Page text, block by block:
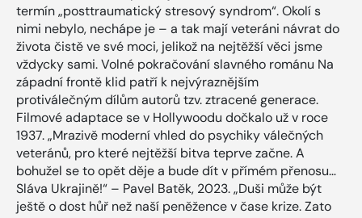
termín „posttraumatický stresový syndrom“. Okolí s
nimi nebylo, nechápe je – a tak mají veteráni návrat do
života čistě ve své moci, jelikož na nejtěžší věci jsme
vždycky sami. Volné pokračování slavného románu Na
západní frontě klid patří k nejvýraznějším
protiválečným dílům autorů tzv. ztracené generace.
Filmové adaptace se v Hollywoodu dočkalo už v roce
1937. „Mrazivě moderní vhled do psychiky válečných
veteránů, pro které nejtěžší bitva teprve začne. A
bohužel se to opět děje a bude dít v přímém přenosu…
Sláva Ukrajině!“ – Pavel Batěk, 2023. „Duši může být
ještě o dost hůř než naší peněžence v čase krize. Zato